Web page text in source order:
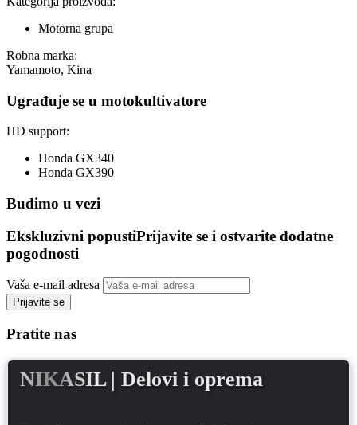
Motorna grupa
Robna marka:
Yamamoto, Kina
Ugrađuje se u motokultivatore
HD support:
Honda GX340
Honda GX390
Budimo u vezi
Ekskluzivni popustiPrijavite se i ostvarite dodatne
pogodnosti
Vaša e-mail adresa
Prijavite se
Pratite nas
NIKASIL | Delovi i oprema